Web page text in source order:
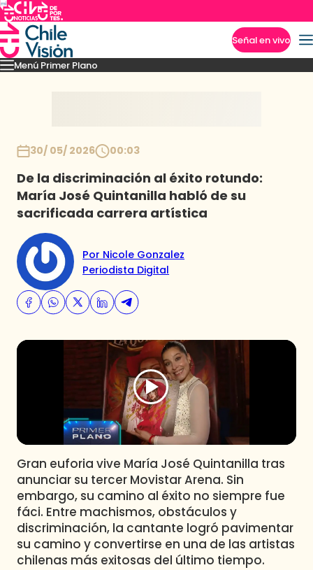
Señal en vivo
Menú Primer Plano
Capítulos Momentos Podcast Novedades
30/ 05/ 2026 00:03
De la discriminación al éxito rotundo:
María José Quintanilla habló de su
sacrificada carrera artística
Por Nicole Gonzalez
Periodista Digital
Gran euforia vive María José Quintanilla tras
anunciar su tercer Movistar Arena. Sin
embargo, su camino al éxito no siempre fue
fáci. Entre machismos, obstáculos y
discriminación, la cantante logró pavimentar
su camino y convertirse en una de las artistas
chilenas más exitosas del último tiempo.
Imperdibles
Club De La Comedia
Contigo en Directo
Plan Perfecto
El Tiempo
Sabingo
Todos Los Programas